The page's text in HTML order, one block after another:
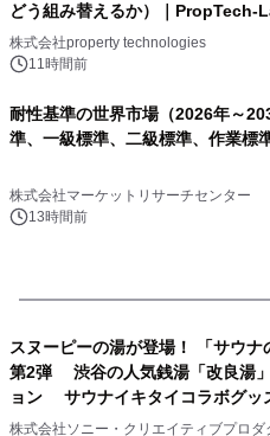
どう組み替えるか）｜PropTech-
株式会社property technologies
11時間前
耐性基準の世界市場（2026年～
準、一級標準、二級標準、作業標
株式会社マーケットリサーチセンター
13時間前
スヌーピーの湯が登場！ 「サウナ
第2弾 渋谷の人気銭湯「改良湯
ョン サウナイキタイコラボグッ
株式会社ソニー・クリエイティブプロダ